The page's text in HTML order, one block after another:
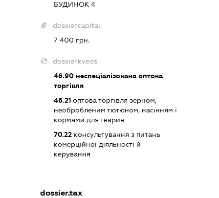
БУДИНОК 4
dossier.capital:
7 400 грн.
dossier.kveds:
46.90неспеціалізована оптова
торгівля
46.21оптова торгівля зерном,
необробленим тютюном, насінням і
кормами для тварин
70.22консультування з питань
комерційної діяльності й
керування
dossier.tax